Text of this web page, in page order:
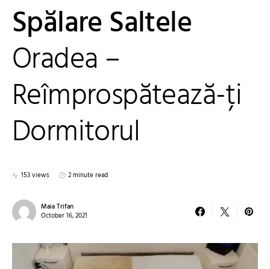
Spălare Saltele
Oradea –
Reîmprospătează-ți
Dormitorul
153 views 2 minute read
Maia Trifan
October 16, 2021